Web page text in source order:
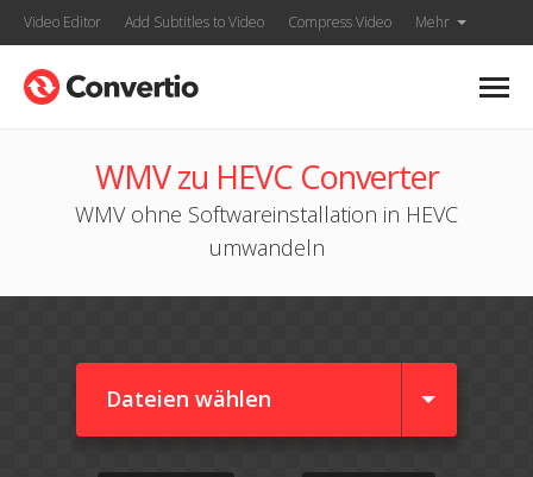
Video Editor Add Subtitles to Video Compress Video Mehr
WMV zu HEVC Converter
WMV ohne Softwareinstallation in HEVC
umwandeln
Dateien wählen